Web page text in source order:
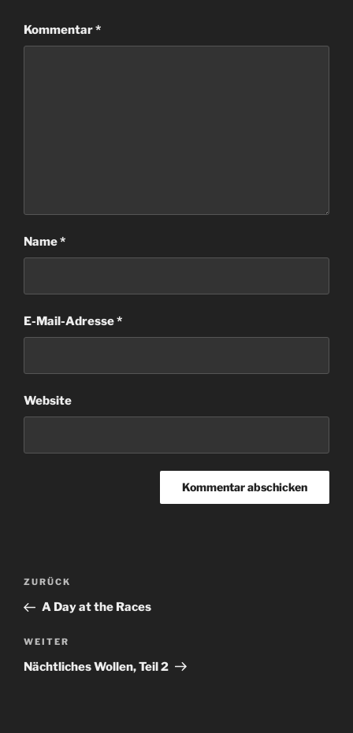
Kommentar*
Name*
E-Mail-Adresse*
Website
Beitragsnavigation
Vorheriger
Beitrag
ZURÜCK
A Day at the Races
Nächster
Beitrag
WEITER
Nächtliches Wollen, Teil 2